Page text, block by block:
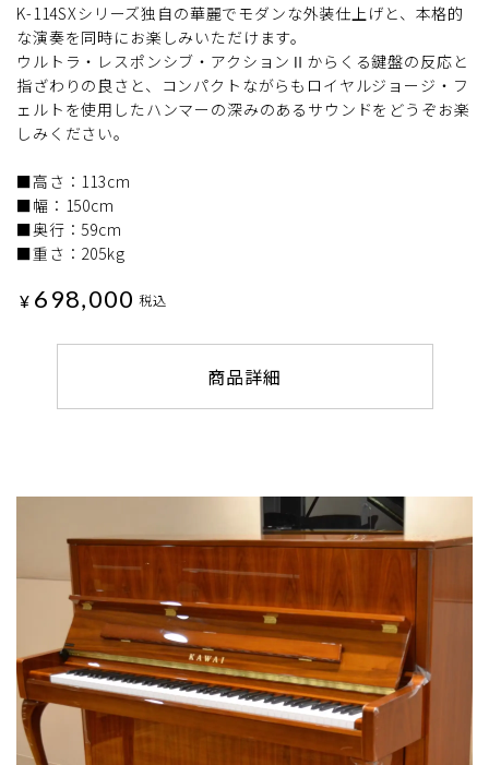
K-114SXシリーズ独自の華麗でモダンな外装仕上げと、本格的
な演奏を同時にお楽しみいただけます。
ウルトラ・レスポンシブ・アクションⅡからくる鍵盤の反応と
指ざわりの良さと、コンパクトながらもロイヤルジョージ・フ
ェルトを使用したハンマーの深みのあるサウンドをどうぞお楽
しみください。
■高さ：113cm
■幅：150cm
■奥行：59cm
■重さ：205kg
¥ 698,000 税込
商品詳細